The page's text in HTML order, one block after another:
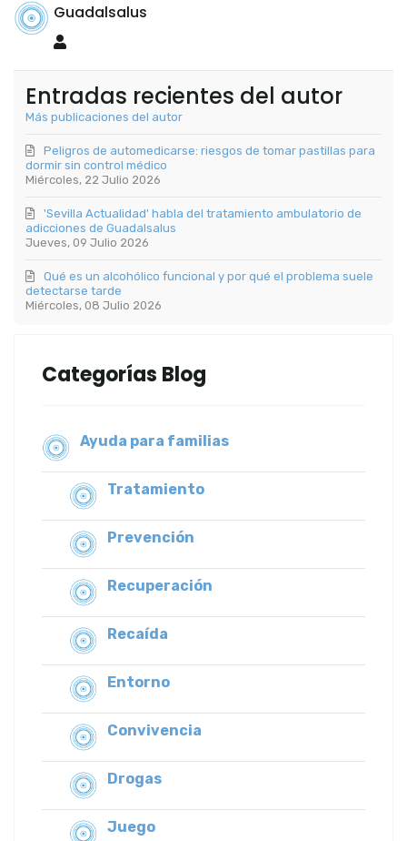
Guadalsalus
Entradas recientes del autor
Más publicaciones del autor
Miércoles, 22 Julio 2026
Peligros de automedicarse: riesgos de tomar pastillas para
dormir sin control médico
Jueves, 09 Julio 2026
'Sevilla Actualidad' habla del tratamiento ambulatorio de
adicciones de Guadalsalus
Miércoles, 08 Julio 2026
Qué es un alcohólico funcional y por qué el problema suele
detectarse tarde
Categorías Blog
Ayuda para familias
Tratamiento
Prevención
Recuperación
Recaída
Entorno
Convivencia
Drogas
Juego